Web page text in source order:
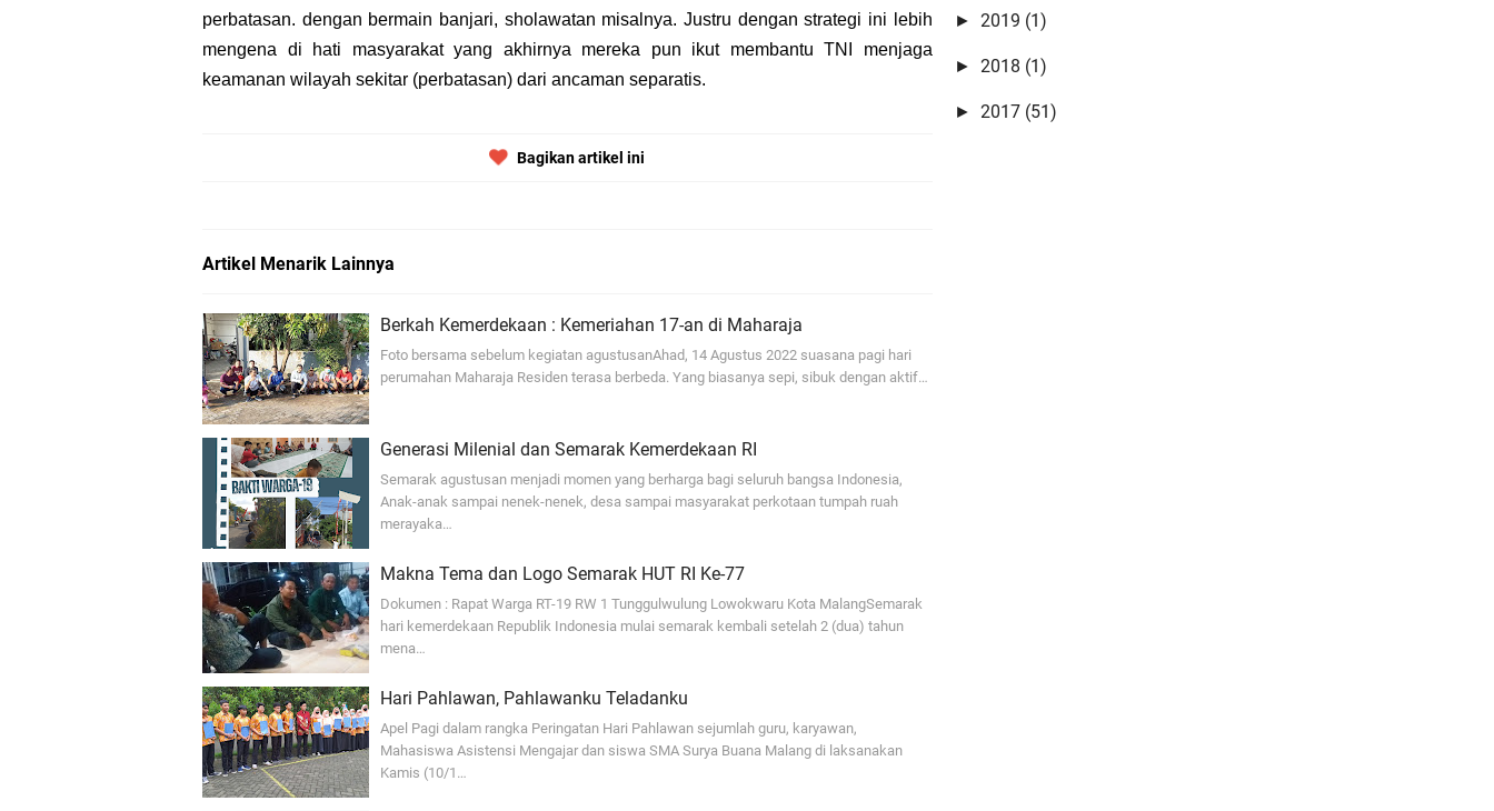
perbatasan. dengan bermain banjari, sholawatan misalnya. Justru dengan strategi ini lebih
mengena di hati masyarakat yang akhirnya mereka pun ikut membantu TNI menjaga
keamanan wilayah sekitar (perbatasan) dari ancaman separatis.
Bagikan artikel ini
Artikel Menarik Lainnya
Berkah Kemerdekaan : Kemeriahan 17-an di Maharaja
Foto bersama sebelum kegiatan agustusanAhad, 14 Agustus 2022 suasana pagi hari
perumahan Maharaja Residen terasa berbeda. Yang biasanya sepi, sibuk dengan aktif…
Generasi Milenial dan Semarak Kemerdekaan RI
Semarak agustusan menjadi momen yang berharga bagi seluruh bangsa Indonesia,
Anak-anak sampai nenek-nenek, desa sampai masyarakat perkotaan tumpah ruah
merayaka…
Makna Tema dan Logo Semarak HUT RI Ke-77
Dokumen : Rapat Warga RT-19 RW 1 Tunggulwulung Lowokwaru Kota MalangSemarak
hari kemerdekaan Republik Indonesia mulai semarak kembali setelah 2 (dua) tahun
mena…
Hari Pahlawan, Pahlawanku Teladanku
Apel Pagi dalam rangka Peringatan Hari Pahlawan sejumlah guru, karyawan,
Mahasiswa Asistensi Mengajar dan siswa SMA Surya Buana Malang di laksanakan
Kamis (10/1…
►2019 (1)
►2018 (1)
►2017 (51)